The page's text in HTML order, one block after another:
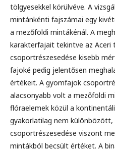
tölgyesekkel körülvéve. A
mintánkénti fajszámai egy
a mezőföldi mintákénál. A
karakterfajait tekintve az Aceri
csoportrészesedése kisebb
fajoké pedig jelentősen
értékeit. A gyomfajok
alacsonyabb volt a mezőföldi
flóraelemek közül a
gyakorlatilag nem
csoportrészesedése viszont
mintákból becsült értéket. A